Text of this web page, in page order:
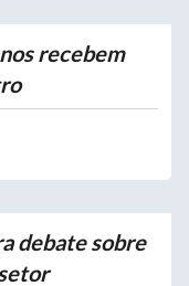
recebem
debate sobre